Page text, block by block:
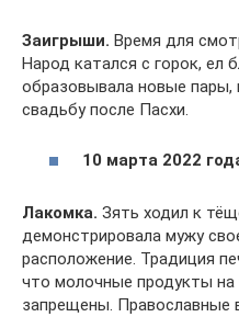
Заигрыши. Время для
Народ катался с горок, ел
образовывала новые
свадьбу после Пасхи.
10 марта 2022
Лакомка. Зять ходил к
демонстрировала мужу
расположение. Традиция
что молочные продукты
запрещены. Православные